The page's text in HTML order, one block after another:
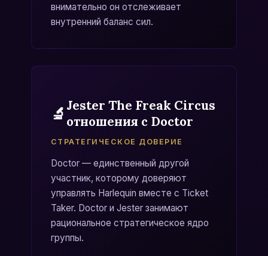
внимательно он отслеживает
внутренний баланс сил.
🔬 Jester The Freak Circus
отношения с Doctor
СТРАТЕГИЧЕСКОЕ ДОВЕРИЕ
Doctor — единственный другой
участник, которому доверяют
управлять Harlequin вместе с Ticket
Taker. Doctor и Jester занимают
рациональное стратегическое ядро
группы.